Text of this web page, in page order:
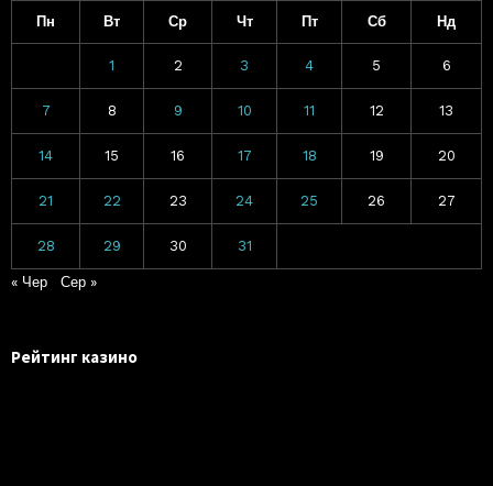
Пн Вт Ср Чт Пт Сб Нд
1 2 3 4 5 6
7 8 9 10 11 12 13
14 15 16 17 18 19 20
21 22 23 24 25 26 27
28 29 30 31
« Чер Сер »
Рейтинг казино